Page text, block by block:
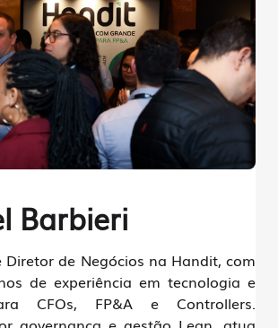
Barbieri
Diretor de Negócios na Handit, com
de experiência em tecnologia e
CFOs, FP&A e Controllers.